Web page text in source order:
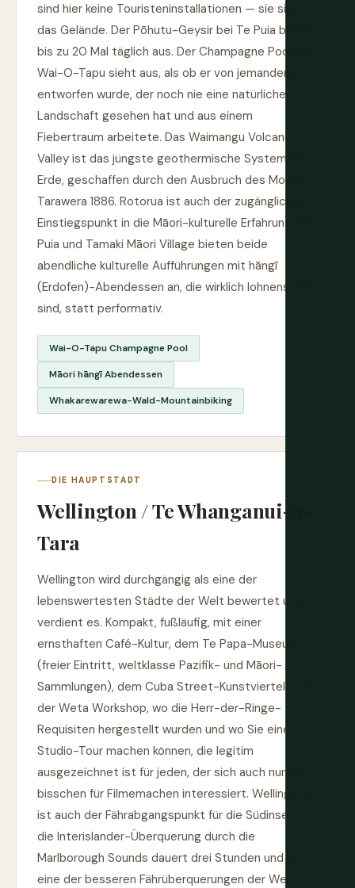
sind hier keine Touristeninstallationen — sie sind
das Gelände. Der Pōhutu-Geysir bei Te Puia bricht
bis zu 20 Mal täglich aus. Der Champagne Pool bei
Wai-O-Tapu sieht aus, als ob er von jemandem
entworfen wurde, der noch nie eine natürliche
Landschaft gesehen hat und aus einem
Fiebertraum arbeitete. Das Waimangu Volcanic
Valley ist das jüngste geothermische System der
Erde, geschaffen durch den Ausbruch des Mount
Tarawera 1886. Rotorua ist auch der zugänglichste
Einstiegspunkt in die Māori-kulturelle Erfahrung: Te
Puia und Tamaki Māori Village bieten beide
abendliche kulturelle Aufführungen mit hāngī
(Erdofen)-Abendessen an, die wirklich lohnenswert
sind, statt performativ.
Wai-O-Tapu Champagne Pool
Māori hāngī Abendessen
Whakarewarewa-Wald-Mountainbiking
DIE HAUPTSTADT
Wellington / Te Whanganui-a-
Tara
Wellington wird durchgängig als eine der
lebenswertesten Städte der Welt bewertet und
verdient es. Kompakt, fußläufig, mit einer
ernsthaften Café-Kultur, dem Te Papa-Museum
(freier Eintritt, weltklasse Pazifik- und Māori-
Sammlungen), dem Cuba Street-Kunstviertel und
der Weta Workshop, wo die Herr-der-Ringe-
Requisiten hergestellt wurden und wo Sie eine
Studio-Tour machen können, die legitim
ausgezeichnet ist für jeden, der sich auch nur ein
bisschen für Filmemachen interessiert. Wellington
ist auch der Fährabgangspunkt für die Südinsel —
die Interislander-Überquerung durch die
Marlborough Sounds dauert drei Stunden und ist
eine der besseren Fährüberquerungen der Welt an